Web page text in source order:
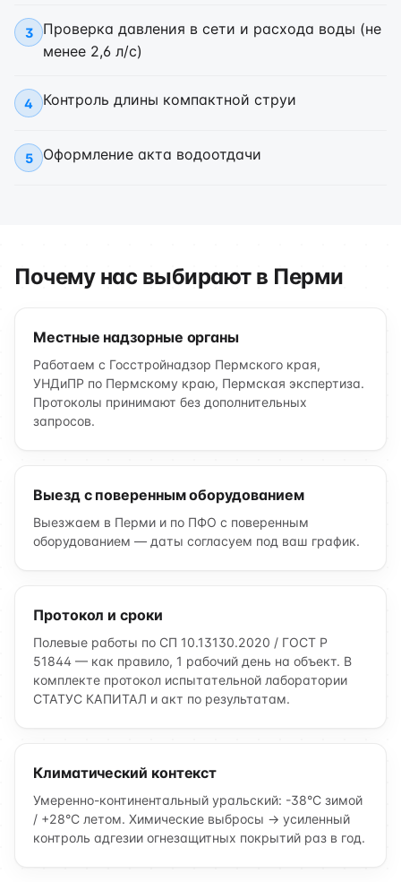
3
Проверка давления в сети и расхода воды (не
менее 2,6 л/с)
4 Контроль длины компактной струи
5 Оформление акта водоотдачи
Почему нас выбирают в Перми
Местные надзорные органы
Работаем с Госстройнадзор Пермского края,
УНДиПР по Пермскому краю, Пермская экспертиза.
Протоколы принимают без дополнительных
запросов.
Выезд с поверенным оборудованием
Выезжаем в Перми и по ПФО с поверенным
оборудованием — даты согласуем под ваш график.
Протокол и сроки
Полевые работы по СП 10.13130.2020 / ГОСТ Р
51844 — как правило, 1 рабочий день на объект. В
комплекте протокол испытательной лаборатории
СТАТУС КАПИТАЛ и акт по результатам.
Климатический контекст
Умеренно-континентальный уральский: -38°C зимой
/ +28°C летом. Химические выбросы → усиленный
контроль адгезии огнезащитных покрытий раз в год.